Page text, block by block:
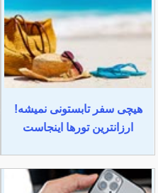
هیچی سفر تابستونی نمیشه!
ارزانترین تورها اینجاست